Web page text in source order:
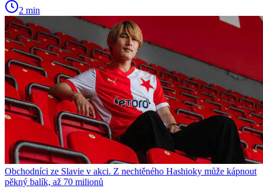
2 min
Obchodníci ze Slavie v akci. Z nechtěného Hashioky může kápnout
pěkný balík, až 70 milionů